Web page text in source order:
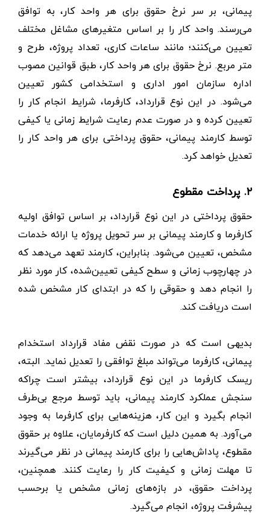
پیمانی، بر سر نرخ حقوق برای هر واحد کار، به توافق
می‌رسند. واحد کار را بر اساس متغیرهای مشاغل مختلف
تعیین می‌کنند؛ مانند ساعات کاری، تعداد پروژه، طرح و
متر مربع. نرخ حقوق برای هر واحد کار، طبق قوانین مصوب
اداره سازمان امور اداری و استخدامی کشور تعیین
می‌شود. در این نوع قرارداد، کارفرما، شرایط انجام کار را
تعیین کرده و در صورت عدم رعایت شرایط زمانی یا کیفی
توسط کارمند پیمانی، حقوق پرداختی برای هر واحد کار را
تعدیل خواهد کرد.
۲. پرداخت مقطوع
حقوق پرداختی در این نوع قرارداد، بر اساس توافق اولیه
کارفرما و کارمند پیمانی بر سر تحویل پروژه یا ارائه خدمات
مشخص، تعیین می‌شود. بنابراین، کارمند تعهد می‌دهد که
در چهارچوب زمانی و سطح کیفی تعیین‌شده، کار مورد نظر
را انجام دهد و حقوقی را که در ابتدای کار مشخص شده
است دریافت کند.
بدیهی است که در صورت نقض مفاد قرارداد استخدام
پیمانی، کارفرما می‌تواند مبلغ توافقی را تعدیل نماید. البته،
ریسک کارفرما در این نوع قرارداد، بیشتر است چراکه
سنجش عملکرد کارمند پیمانی، باید توسط مرجع بی‌طرف
انجام بگیرد و این کار، هزینه‌هایی برای کارفرما به وجود
می‌آورد. به همین دلیل است که کارفرمایان، علاوه بر حقوق
مقطوع، پاداش‌هایی را برای کارمند پیمانی در نظر می‌گیرند
تا مهلت زمانی و کیفیت کار را رعایت کنند. همچنین،
پرداخت حقوق، در بازه‌های زمانی مشخص یا برحسب
پیشرفت پروژه، انجام می‌گیرد.